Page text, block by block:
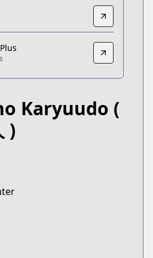
titles/100509
episode/
Karyuudo (
)